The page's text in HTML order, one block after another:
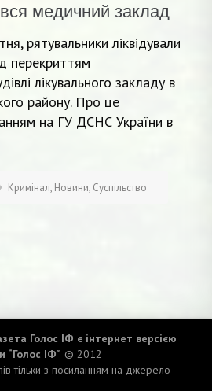
медичний заклад
рятувальники ліквідували
перекриттям
лікувального закладу в
району. Про це
на ГУ ДСНС України в
Кримінал, Новини, Суспільство
Голос ІФ є інтернет версією
“Голос ІФ” © 2012
тільки з посиланням на джерело